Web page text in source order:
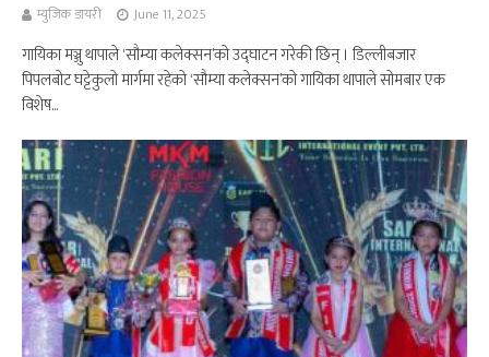
म्युजिक डायरी June 11, 2025
गायिका मञ्जु थापाले ‘सौम्या कलेक्सन’को उद्घाटन गरेकी छिन् । डिल्लीबजार
पिपलबोट घट्टेकुलो मार्गमा रहेको ‘सौम्या कलेक्सन’को गायिका थापाले सोमबार एक
विशेष...